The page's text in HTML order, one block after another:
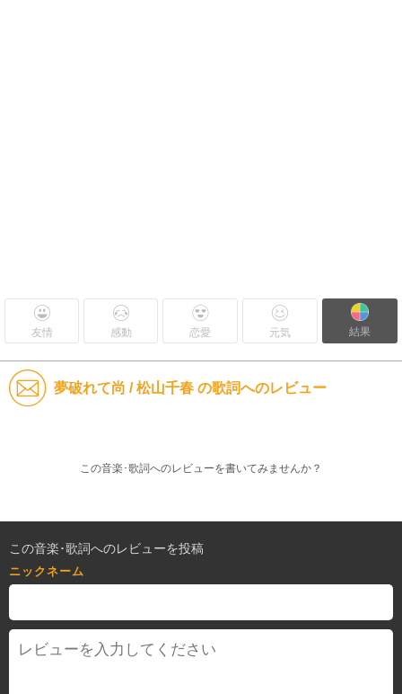
友情 感動 恋愛 元気 結果
夢破れて尚 / 松山千春 の歌詞へのレビュー
この音楽･歌詞へのレビューを書いてみませんか？
この音楽･歌詞へのレビューを投稿
ニックネーム